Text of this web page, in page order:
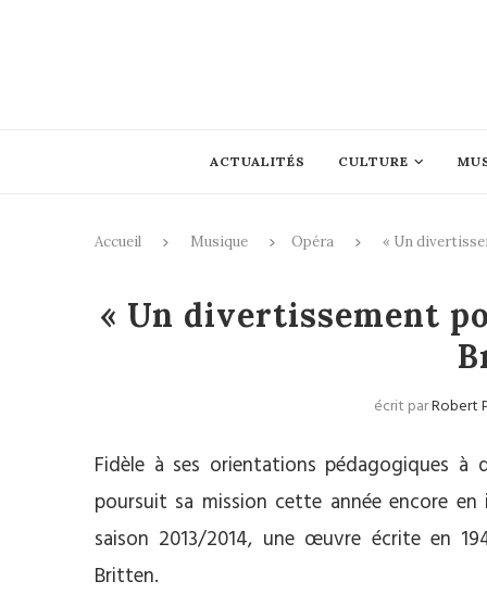
ACTUALITÉS CULTURE
Accueil Musique Opéra « Un
« Un divertissement
écrit parRobert
Fidèle à ses orientations pédagogiques
poursuit sa mission cette année encore
saison 2013/2014, une œuvre écrite en
Britten.